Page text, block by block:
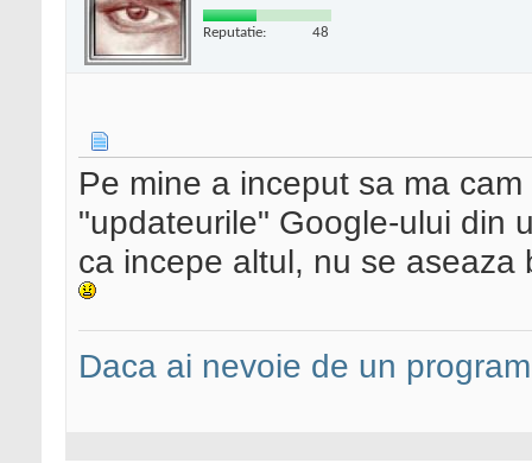
Reputatie: 48
Pe mine a inceput sa ma
"updateurile" Google-ului din
ca incepe altul, nu se
Daca ai nevoie de un